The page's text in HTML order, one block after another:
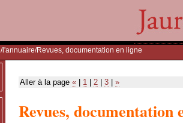
/l'annuaire/Revues, documentation en ligne
Aller à la page « 1 2 3 »
Revues, documentation